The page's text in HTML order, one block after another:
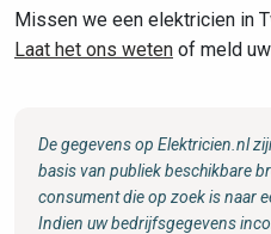
Missen we een elektricien in
Laat het ons weten of meld
De gegevens op Elektricien.nl
basis van publiek beschikbare
consument die op zoek is naar
Indien uw bedrijfsgegevens